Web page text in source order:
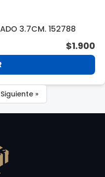
3.7CM. 152788
$1.900
Siguiente »